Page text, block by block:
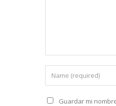
Guardar mi